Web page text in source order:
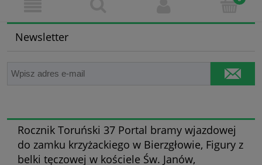
Newsletter
Rocznik Toruński 37 Portal bramy wjazdowej
do zamku krzyżackiego w Bierzgłowie, Figury z
belki tęczowej w kościele Św. Janów,